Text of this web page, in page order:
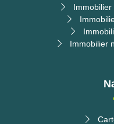
Immobilier